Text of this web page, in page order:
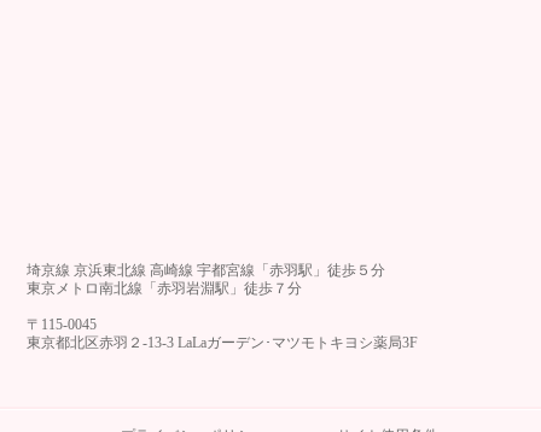
埼京線 京浜東北線 高崎線 宇都宮線「赤羽駅」徒歩５分
東京メトロ南北線「赤羽岩淵駅」徒歩７分
〒115-0045
東京都北区赤羽２-13-3 LaLaガーデン･マツモトキヨシ薬局3F